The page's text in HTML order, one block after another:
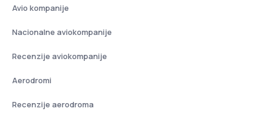
Avio kompanije
Nacionalne aviokompanije
Recenzije aviokompanije
Aerodromi
Recenzije aerodroma